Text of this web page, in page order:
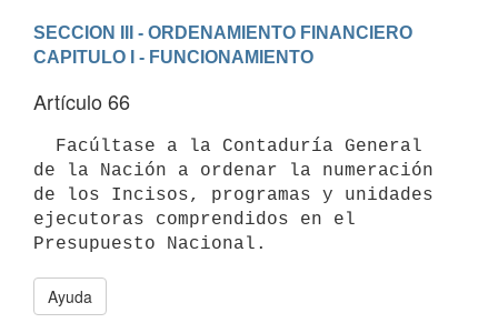
SECCION III - ORDENAMIENTO FINANCIERO
CAPITULO I - FUNCIONAMIENTO
Artículo 66
de la Nación a ordenar la numeración
de los Incisos, programas y unidades
ejecutoras comprendidos en el
Ayuda